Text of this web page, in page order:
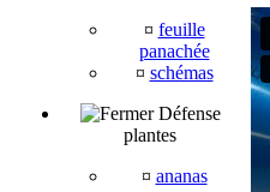
¤ feuille
panachée
¤ schémas
Défense
plantes
¤ ananas